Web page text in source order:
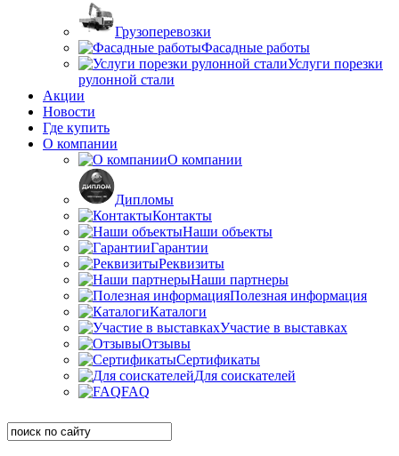
Грузоперевозки
Фасадные работы
Услуги порезки
рулонной стали
Акции
Новости
Где купить
О компании
О компании
Дипломы
Контакты
Наши объекты
Гарантии
Реквизиты
Наши партнеры
Полезная информация
Каталоги
Участие в выставках
Отзывы
Сертификаты
Для соискателей
FAQ